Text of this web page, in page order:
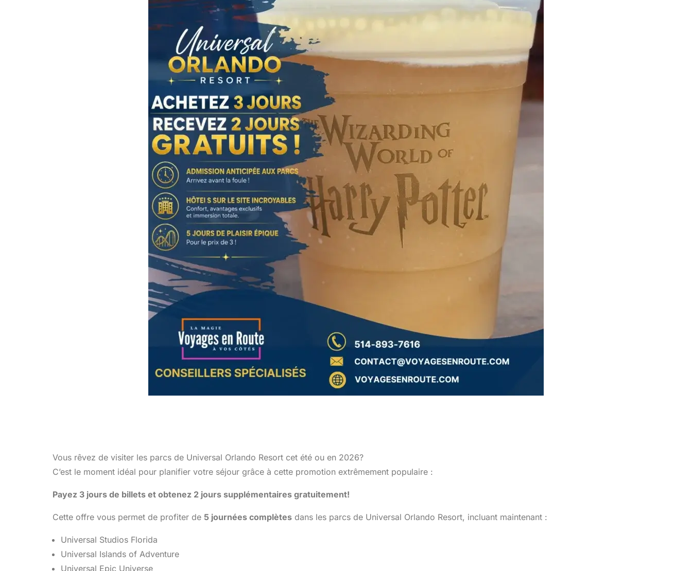
Vous rêvez de visiter les parcs de Universal Orlando Resort cet été ou en 2026?
C’est le moment idéal pour planifier votre séjour grâce à cette promotion extrêmement populaire :
Payez 3 jours de billets et obtenez 2 jours supplémentaires gratuitement!
Cette offre vous permet de profiter de 5 journées complètes dans les parcs de Universal Orlando Resort, incluant maintenant :
Universal Studios Florida
Universal Islands of Adventure
Universal Epic Universe